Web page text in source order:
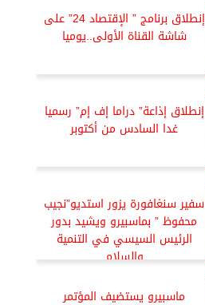
إنطلاق برنامج ” الإقتصاد 24” على
شاشة القناة الأولى..يوميا
إنطلاق إذاعة” دراما إف إم” رسميا
غدا السادس من أكتوبر
سفير سنغافورة يزور استديو”نجيب
محفوظ ” بماسبيرو ويشيد بدور
الرئيس السيسي في التنمية
والسلام
ماسبيرو يستضيف المؤتمر